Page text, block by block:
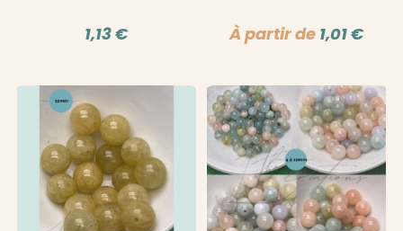
1,13€ À partir de 1,01€